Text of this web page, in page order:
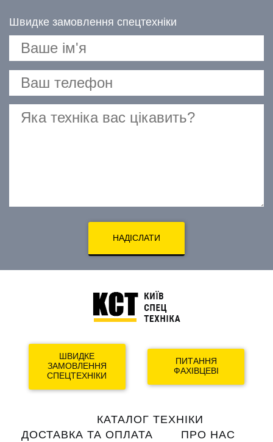
Швидке замовлення спецтехніки
НАДІСЛАТИ
ШВИДКЕ
ЗАМОВЛЕННЯ
СПЕЦТЕХНІКИ
ПИТАННЯ
ФАХІВЦЕВІ
navigation
КАТАЛОГ ТЕХНІКИ
ДОСТАВКА ТА ОПЛАТА
ПРО НАС